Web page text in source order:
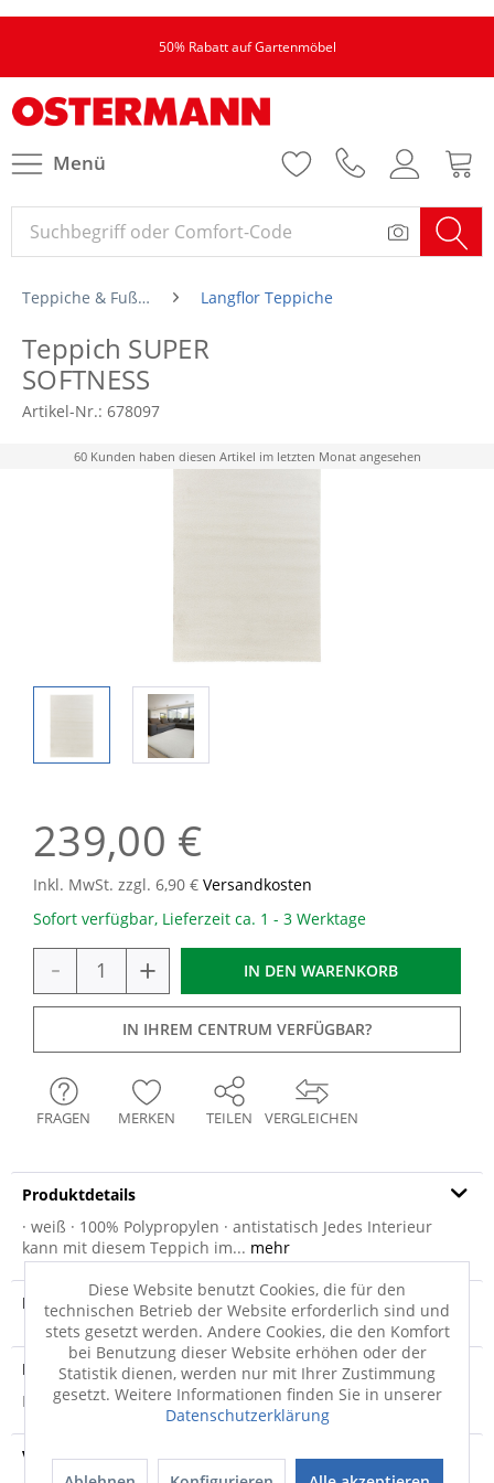
50% Rabatt auf Gartenmöbel
Menü
Teppiche & Fußmatten Langflor Teppiche
Teppich SUPER
SOFTNESS
Artikel-Nr.: 678097
60 Kunden haben diesen Artikel im letzten Monat angesehen
239,00 €
Inkl. MwSt. zzgl. 6,90 € Versandkosten
Sofort verfügbar, Lieferzeit ca. 1 - 3 Werktage
- + IN DEN WARENKORB
IN IHREM CENTRUM VERFÜGBAR?
VERGLEICHEN
FRAGEN MERKEN TEILEN
Produktdetails
· weiß · 100% Polypropylen · antistatisch Jedes Interieur
kann mit diesem Teppich im... mehr
Produktvideo
Produktsicherheit
Produktsicherheit
Versandinfo
Diese Website benutzt Cookies, die für den
technischen Betrieb der Website erforderlich sind und
stets gesetzt werden. Andere Cookies, die den Komfort
bei Benutzung dieser Website erhöhen oder der
Statistik dienen, werden nur mit Ihrer Zustimmung
gesetzt. Weitere Informationen finden Sie in unserer
Datenschutzerklärung